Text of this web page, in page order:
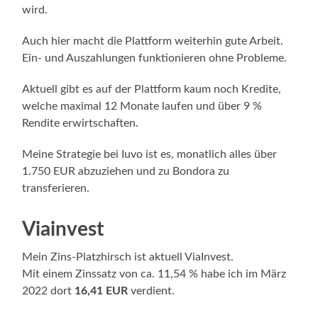
wird.
Auch hier macht die Plattform weiterhin gute Arbeit.
Ein- und Auszahlungen funktionieren ohne Probleme.
Aktuell gibt es auf der Plattform kaum noch Kredite,
welche maximal 12 Monate laufen und über 9 %
Rendite erwirtschaften.
Meine Strategie bei Iuvo ist es, monatlich alles über
1.750 EUR abzuziehen und zu Bondora zu
transferieren.
Viainvest
Mein Zins-Platzhirsch ist aktuell ViaInvest.
Mit einem Zinssatz von ca. 11,54 % habe ich im März
2022 dort 16,41 EUR verdient.